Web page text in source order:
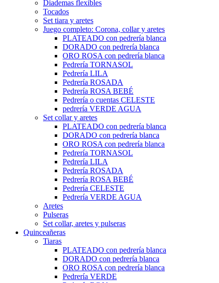
Diademas flexibles
Tocados
Set tiara y aretes
Juego completo: Corona, collar y aretes
PLATEADO con pedrería blanca
DORADO con pedrería blanca
ORO ROSA con pedrería blanca
Pedrería TORNASOL
Pedrería LILA
Pedrería ROSADA
Pedrería ROSA BEBÉ
Pedrería o cuentas CELESTE
pedrería VERDE AGUA
Set collar y aretes
PLATEADO con pedrería blanca
DORADO con pedrería blanca
ORO ROSA con pedrería blanca
Pedrería TORNASOL
Pedrería LILA
Pedrería ROSADA
Pedrería ROSA BEBÉ
Pedrería CELESTE
Pedrería VERDE AGUA
Aretes
Pulseras
Set collar, aretes y pulseras
Quinceañeras
Tiaras
PLATEADO con pedrería blanca
DORADO con pedrería blanca
ORO ROSA con pedrería blanca
Pedrería VERDE